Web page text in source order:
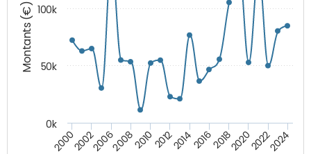
Montants (€)
200020022006200820102012201420162018202020222024
0k
50k
100k